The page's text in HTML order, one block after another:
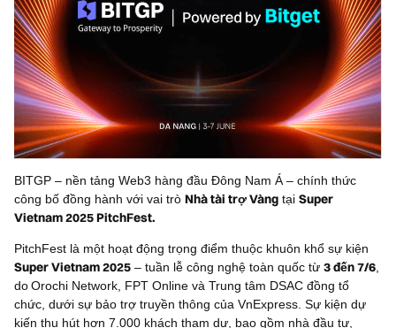
BITGP – nền tảng Web3 hàng đầu Đông Nam Á – chính thức
công bố đồng hành với vai trò Nhà tài trợ Vàng tại Super
Vietnam 2025 PitchFest.
PitchFest là một hoạt động trọng điểm thuộc khuôn khổ sự kiện
Super Vietnam 2025 – tuần lễ công nghệ toàn quốc từ 3 đến 7/6
doOrochi Network, FPT Online và Trung tâm DSAC đồng tổ
chức, dưới sự bảo trợ truyền thông của VnExpress. Sự kiện dự
kiến thu hút hơn 7.000 khách tham dự, bao gồm nhà đầu tư,